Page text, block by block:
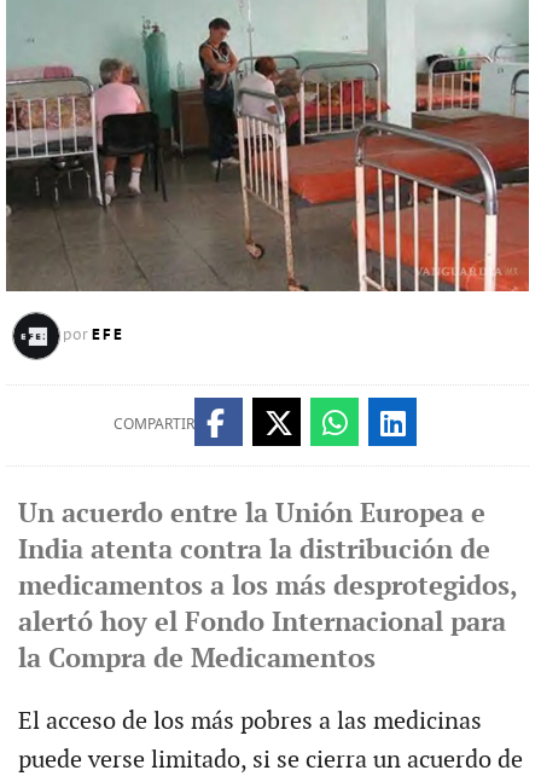
por EFE
COMPARTIR
Un acuerdo entre la Unión Europea e
India atenta contra la distribución de
medicamentos a los más desprotegidos,
alertó hoy el Fondo Internacional para
la Compra de Medicamentos
El acceso de los más pobres a las medicinas
puede verse limitado, si se cierra un acuerdo de